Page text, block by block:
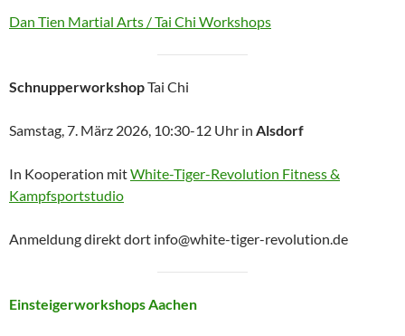
Dan Tien Martial Arts / Tai Chi Workshops
SchnupperworkshopTai Chi
Samstag, 7. März 2026, 10:30-12 Uhr in Alsdorf
In Kooperation mitWhite-Tiger-Revolution Fitness &
Kampfsportstudio
Anmeldung direkt dort info@white-tiger-revolution.de
Einsteigerworkshops Aachen